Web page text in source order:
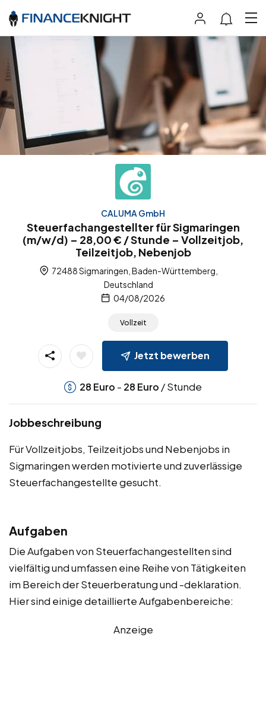
CALUMA GmbH
Steuerfachangestellter für Sigmaringen
(m/w/d) – 28,00 € / Stunde – Vollzeitjob,
Teilzeitjob, Nebenjob
72488 Sigmaringen, Baden-Württemberg,
Deutschland
04/08/2026
Vollzeit
Jetzt bewerben
28 Euro - 28 Euro / Stunde
Jobbeschreibung
Für Vollzeitjobs, Teilzeitjobs und Nebenjobs in
Sigmaringen werden motivierte und zuverlässige
Steuerfachangestellte gesucht.
Aufgaben
Die Aufgaben von Steuerfachangestellten sind
vielfältig und umfassen eine Reihe von Tätigkeiten
im Bereich der Steuerberatung und -deklaration.
Hier sind einige detaillierte Aufgabenbereiche:
Anzeige